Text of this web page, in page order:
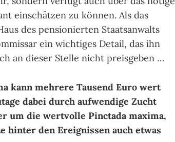
einschätzen zu können. Als das
des pensionierten Staatsanwalts
ein wichtiges Detail, das ihn
an dieser Stelle nicht preisgeben …
kann mehrere Tausend Euro wert
dabei durch aufwendige Zucht
um die wertvolle Pinctada maxima,
hinter den Ereignissen auch etwas